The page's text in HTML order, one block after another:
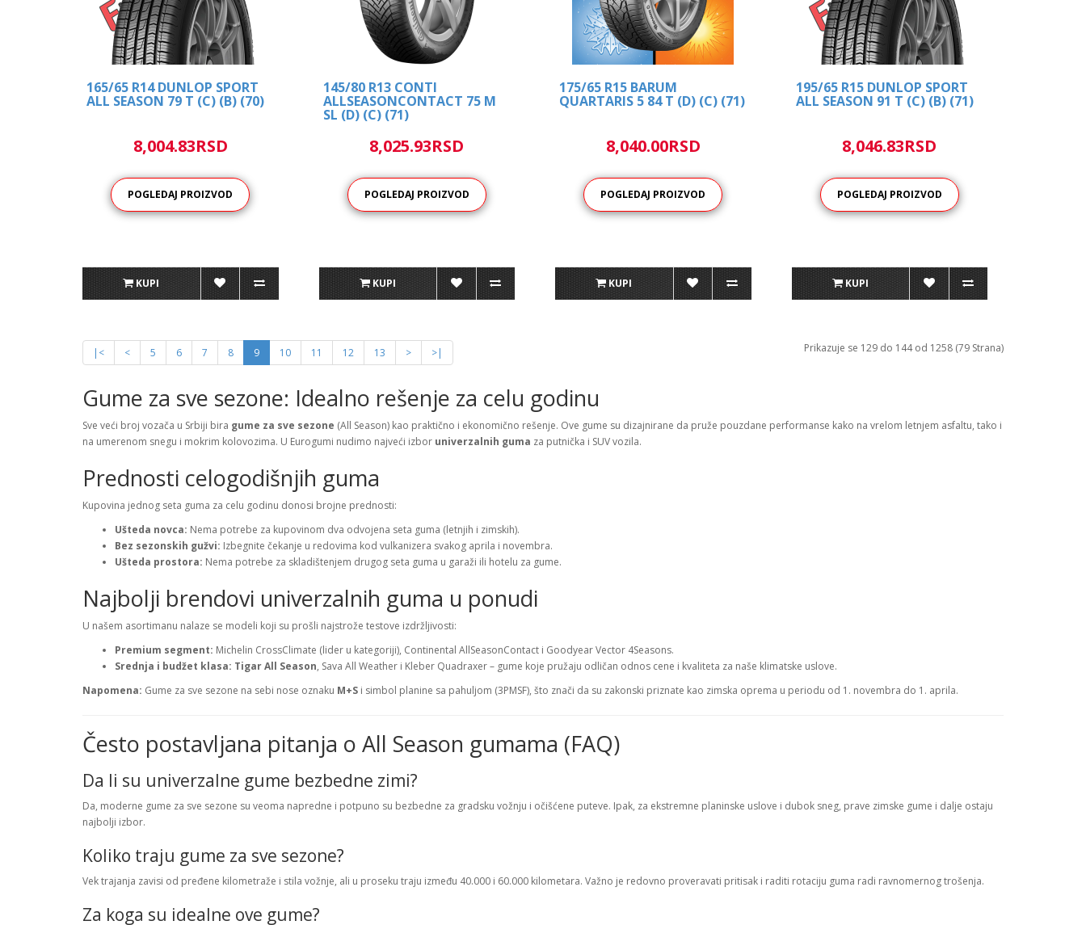
165/65 R14 DUNLOP SPORT
ALL SEASON 79 T (C) (B) (70)
8,004.83RSD
POGLEDAJ PROIZVOD
KUPI
145/80 R13 CONTI
ALLSEASONCONTACT 75 M
SL (D) (C) (71)
8,025.93RSD
POGLEDAJ PROIZVOD
KUPI
175/65 R15 BARUM
QUARTARIS 5 84 T (D) (C) (71)
8,040.00RSD
POGLEDAJ PROIZVOD
KUPI
195/65 R15 DUNLOP SPORT
ALL SEASON 91 T (C) (B) (71)
8,046.83RSD
POGLEDAJ PROIZVOD
KUPI
|< < 5 6 7 8 9 10 11 12 13 > >| Prikazuje se 129 do 144 od 1258 (79 Strana)
Gume za sve sezone: Idealno rešenje za celu godinu
Sve veći broj vozača u Srbiji bira gume za sve sezone (All Season) kao praktično i ekonomično rešenje. Ove gume su dizajnirane da pruže pouzdane performanse kako na vrelom letnjem asfaltu, tako i
na umerenom snegu i mokrim kolovozima. U Eurogumi nudimo najveći izbor univerzalnih guma za putnička i SUV vozila.
Prednosti celogodišnjih guma
Kupovina jednog seta guma za celu godinu donosi brojne prednosti:
Ušteda novca: Nema potrebe za kupovinom dva odvojena seta guma (letnjih i zimskih).
Bez sezonskih gužvi: Izbegnite čekanje u redovima kod vulkanizera svakog aprila i novembra.
Ušteda prostora: Nema potrebe za skladištenjem drugog seta guma u garaži ili hotelu za gume.
Najbolji brendovi univerzalnih guma u ponudi
U našem asortimanu nalaze se modeli koji su prošli najstrože testove izdržljivosti:
Premium segment: Michelin CrossClimate (lider u kategoriji), Continental AllSeasonContact i Goodyear Vector 4Seasons.
Srednja i budžet klasa: Tigar All Season, Sava All Weather i Kleber Quadraxer – gume koje pružaju odličan odnos cene i kvaliteta za naše klimatske uslove.
Napomena: Gume za sve sezone na sebi nose oznaku M+S i simbol planine sa pahuljom (3PMSF), što znači da su zakonski priznate kao zimska oprema u periodu od 1. novembra do 1. aprila.
Često postavljana pitanja o All Season gumama (FAQ)
Da li su univerzalne gume bezbedne zimi?
Da, moderne gume za sve sezone su veoma napredne i potpuno su bezbedne za gradsku vožnju i očišćene puteve. Ipak, za ekstremne planinske uslove i dubok sneg, prave zimske gume i dalje ostaju
najbolji izbor.
Koliko traju gume za sve sezone?
Vek trajanja zavisi od pređene kilometraže i stila vožnje, ali u proseku traju između 40.000 i 60.000 kilometara. Važno je redovno proveravati pritisak i raditi rotaciju guma radi ravnomernog trošenja.
Za koga su idealne ove gume?